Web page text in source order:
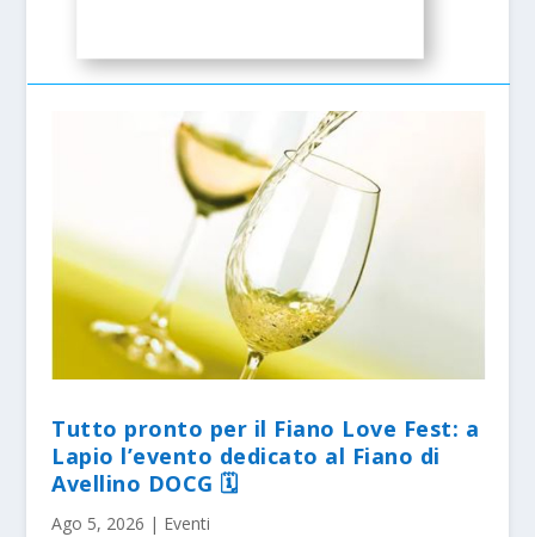
Tutto pronto per il Fiano Love Fest: a
Lapio l’evento dedicato al Fiano di
Avellino DOCG 🗓
Ago 5, 2026 | Eventi